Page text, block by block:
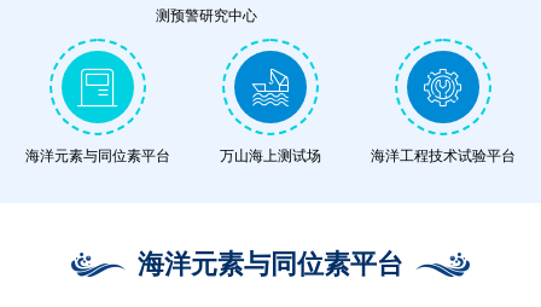
测预警研究中心
海洋元素与同位素平台 万山海上测试场 海洋工程技术试验平台
海洋元素与同位素平台